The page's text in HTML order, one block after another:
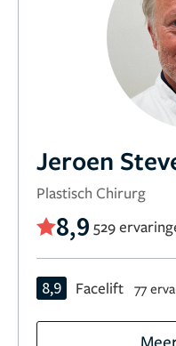
Jeroen
Plastisch Chirurg
8,9 529
8,9 Facelift 77